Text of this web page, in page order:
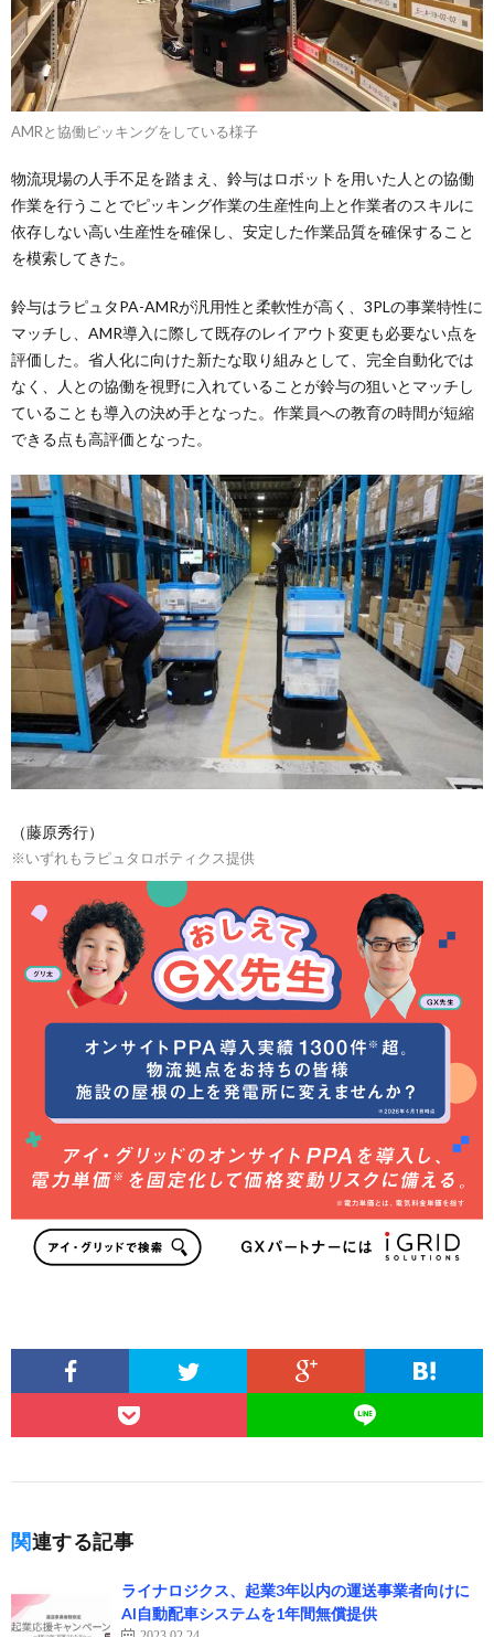
AMRと協働ピッキングをしている様子
物流現場の人手不足を踏まえ、鈴与はロボットを用いた人との協働
作業を行うことでピッキング作業の生産性向上と作業者のスキルに
依存しない高い生産性を確保し、安定した作業品質を確保すること
を模索してきた。
鈴与はラピュタPA-AMRが汎用性と柔軟性が高く、3PLの事業特性に
マッチし、AMR導入に際して既存のレイアウト変更も必要ない点を
評価した。省人化に向けた新たな取り組みとして、完全自動化では
なく、人との協働を視野に入れていることが鈴与の狙いとマッチし
ていることも導入の決め手となった。作業員への教育の時間が短縮
できる点も高評価となった。
（藤原秀行）
※いずれもラピュタロボティクス提供
関連する記事
ライナロジクス、起業3年以内の運送事業者向けに
AI自動配車システムを1年間無償提供